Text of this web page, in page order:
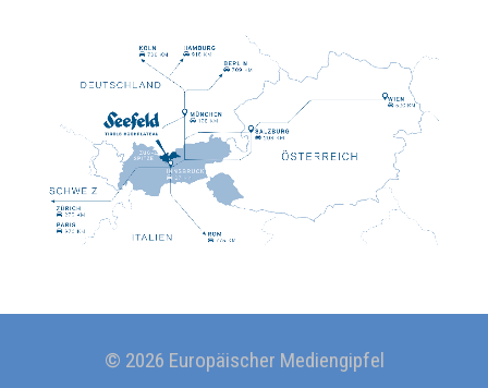
© 2026 Europäischer Mediengipfel